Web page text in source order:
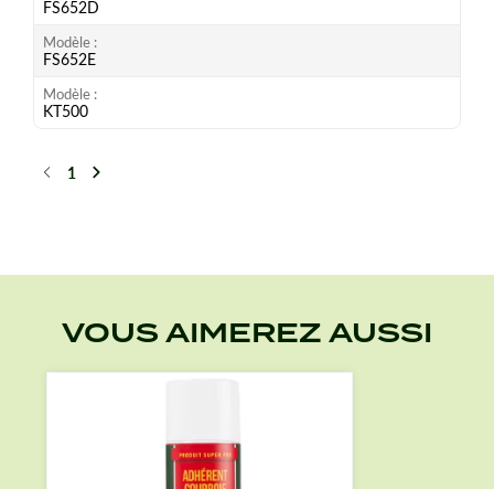
FS652D
Modèle
FS652E
Modèle
KT500
Précédent
1 Suivant
VOUS AIMEREZ AUSSI